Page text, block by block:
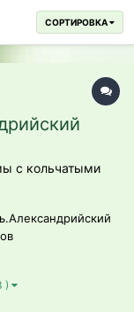
СОРТИРОВКА
с кольчатыми
овощи и
и
)